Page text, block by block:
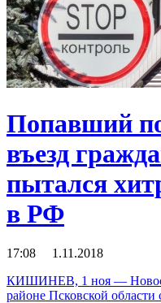
Попавший
въезд
пытался
в РФ
17:08 1.11.2018
КИШИНЕВ, 1 ноя —
районе Псковской